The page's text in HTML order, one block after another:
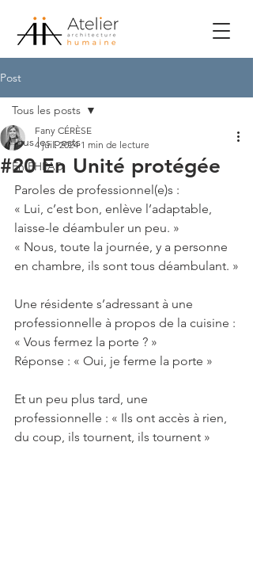
Post
Tous les posts
En EHPAD
Tous les posts
#20 En Unité protégée
Fany CÉRÈSE
4 juil. 2024 1 min de lecture
Paroles de professionnel(e)s :
« Lui, c’est bon, enlève l’adaptable,
laisse-le déambuler un peu. »
« Nous, toute la journée, y a personne
en chambre, ils sont tous déambulant. »
Une résidente s’adressant à une
professionnelle à propos de la cuisine :
« Vous fermez la porte ? »
Réponse : « Oui, je ferme la porte »
Et un peu plus tard, une
professionnelle : « Ils ont accès à rien,
du coup, ils tournent, ils tournent »